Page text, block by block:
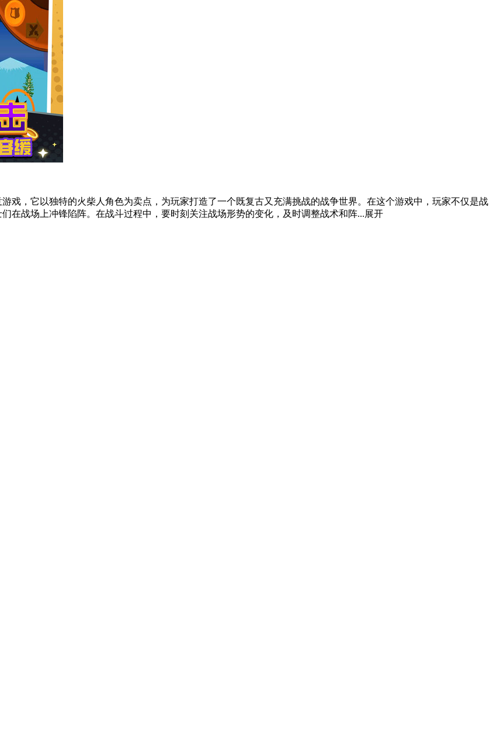
戏，它以独特的火柴人角色为卖点，为玩家打造了一个既复古又充满挑战的战争世界。在这个游戏中，玩家不仅是战
在战场上冲锋陷阵。在战斗过程中，要时刻关注战场形势的变化，及时调整战术和阵...展开